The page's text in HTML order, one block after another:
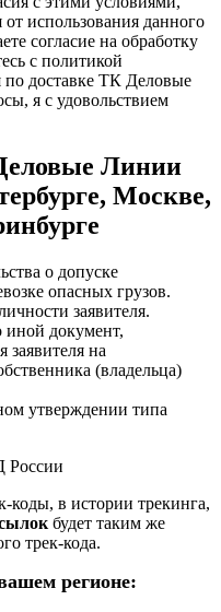
от использования данного
согласие на обработку
c политикой
доставке ТК Деловые
я с удовольствием
Линии
Москве,
о допуске
опасных грузов.
заявителя.
иной документ,
на
(владельца)
утверждении типа
коды, в истории трекинга,
будет таким же
трек-кода.
регионе: